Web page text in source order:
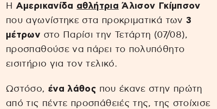
Η Αμερικανίδα αθλήτρια Άλισον Γκίμπσον
που αγωνίστηκε στα προκριματικά των 3
μέτρων στο Παρίσι την Τετάρτη (07/08),
προσπαθούσε να πάρει το πολυπόθητο
εισιτήριο για τον τελικό.
Ωστόσο, ένα λάθος που έκανε στην πρώτη
από τις πέντε προσπάθειές της, της στοίχισε